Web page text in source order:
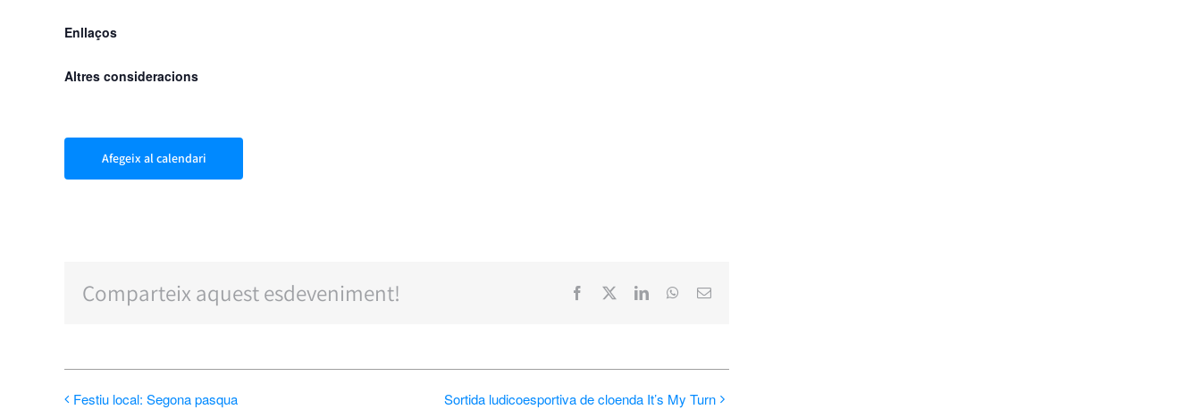
Enllaços
Altres consideracions
Afegeix al calendari
Comparteix aquest esdeveniment! Facebook LinkedInWhatsApp
Email:
Festiu local: Segona pasqua Sortida ludicoesportiva de cloenda It’s My Turn